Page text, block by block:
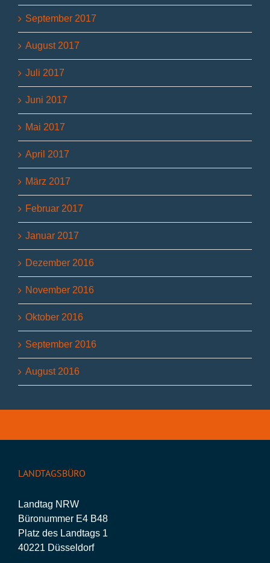
September 2017
August 2017
Juli 2017
Juni 2017
Mai 2017
April 2017
März 2017
Februar 2017
Januar 2017
Dezember 2016
November 2016
Oktober 2016
September 2016
August 2016
LANDTAGSBÜRO
Landtag NRW
Büronummer E4 B48
Platz des Landtags 1
40221 Düsseldorf